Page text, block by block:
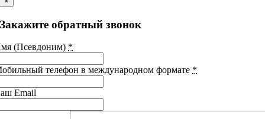
Закажите обратный звонок
(Псевдоним) *
телефон в международном формате *
Email